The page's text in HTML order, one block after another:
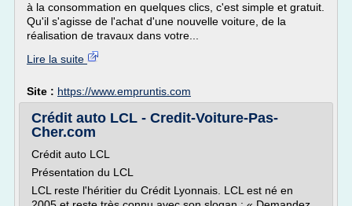
à la consommation en quelques clics, c'est simple et gratuit.
Qu'il s'agisse de l'achat d'une nouvelle voiture, de la
réalisation de travaux dans votre...
Lire la suite
Site : https://www.empruntis.com
Crédit auto LCL - Credit-Voiture-Pas-
Cher.com
Crédit auto LCL
Présentation du LCL
LCL reste l'héritier du Crédit Lyonnais. LCL est né en